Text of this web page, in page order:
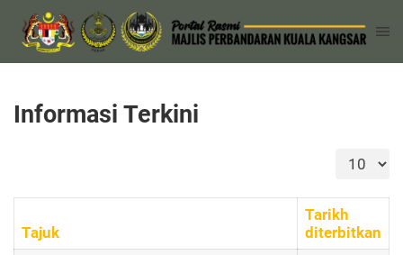
Informasi Terkini
Papar #
Tajuk
Tarikh
diterbitkan